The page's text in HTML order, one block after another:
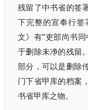
残留了中书省的签
下完整的宣奉行
文》有“吏部尚书
于删除未净的残留
部分，可以是删除
门下省甲库的档案
书省甲库之物。